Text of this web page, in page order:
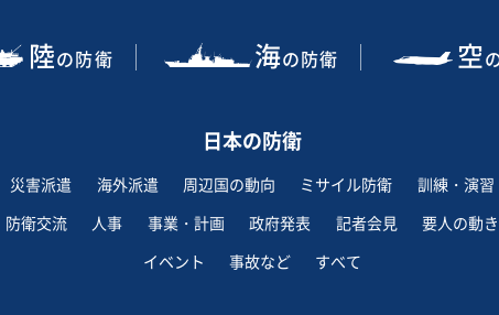
陸の防衛 海の防衛 空
日本の防衛
災害派遣 海外派遣 周辺国の動向 ミサイル防衛
訓練・演習
防衛交流
人事 事業・計画 政府発表 記者会見
要人の動き
イベント
事故など すべて